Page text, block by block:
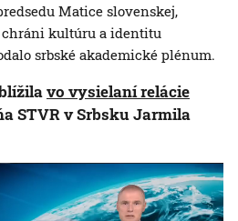
Matice slovenskej,
kultúru a identitu
srbské akademické plénum.
vo vysielaní relácie
STVR v Srbsku Jarmila